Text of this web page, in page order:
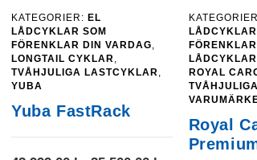
KATEGORIER: EL
LÅDCYKLAR SOM
FÖRENKLAR DIN VARDAG,
LONGTAIL CYKLAR,
TVÅHJULIGA LASTCYKLAR,
YUBA
Yuba FastRack
LÅDCYKLAR
ROYAL
Royal